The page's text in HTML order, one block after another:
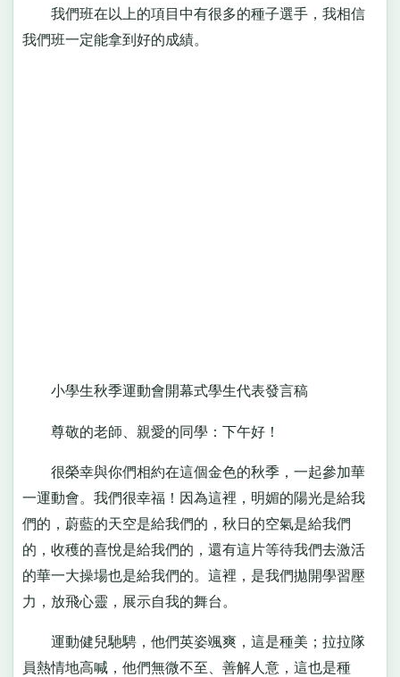
我們班在以上的項目中有很多的種子選手，我相信
我們班一定能拿到好的成績。
小學生秋季運動會開幕式學生代表發言稿
尊敬的老師、親愛的同學：下午好！
很榮幸與你們相約在這個金色的秋季，一起參加華
一運動會。我們很幸福！因為這裡，明媚的陽光是給我
們的，蔚藍的天空是給我們的，秋日的空氣是給我們
的，收穫的喜悅是給我們的，還有這片等待我們去激活
的華一大操場也是給我們的。這裡，是我們拋開學習壓
力，放飛心靈，展示自我的舞台。
運動健兒馳騁，他們英姿颯爽，這是種美；拉拉隊
員熱情地高喊，他們無微不至、善解人意，這也是種